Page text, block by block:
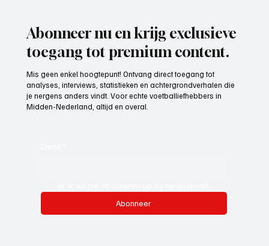
Abonneer nu en krijg exclusieve
toegang tot premium content.
Mis geen enkel hoogtepunt! Ontvang direct toegang tot
analyses, interviews, statistieken en achtergrondverhalen die
je nergens anders vindt. Voor echte voetballiefhebbers in
Midden-Nederland, altijd en overal.
Abonneer